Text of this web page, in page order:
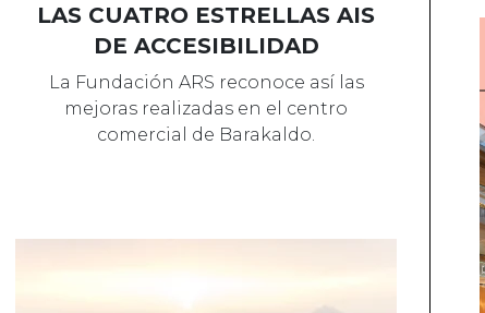
LAS CUATRO ESTRELLAS AIS
DE ACCESIBILIDAD
La Fundación ARS reconoce así las
mejoras realizadas en el centro
comercial de Barakaldo.